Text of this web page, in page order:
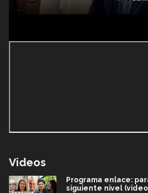
Videos
Programa enlace:
siguiente nivel